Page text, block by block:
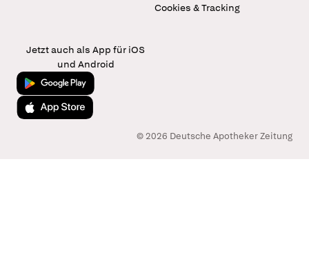
Cookies & Tracking
Jetzt auch als App für iOS
und Android
Jetzt bei Google Play
Laden im App Store
© 2026 Deutsche Apotheker Zeitung